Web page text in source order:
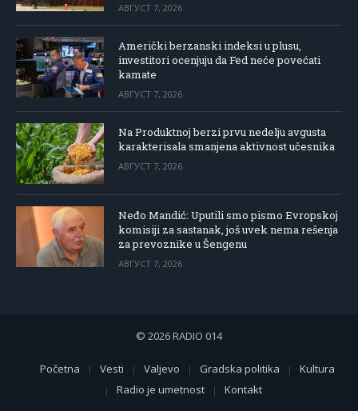
АВГУСТ 7, 2026
Američki berzanski indeksi u plusu,
investitori ocenjuju da Fed neće povećati
kamate
АВГУСТ 7, 2026
Na Produktnoj berzi prvu nedelju avgusta
karakterisala smanjena aktivnost učesnika
АВГУСТ 7, 2026
Neđo Mandić: Uputili smo pismo Evropskoj
komisiji za sastanak, još uvek nema rešenja
za prevoznike u Šengenu
АВГУСТ 7, 2026
© 2026 RADIO 014
Početna Vesti Valjevo Gradska politika
Kultura
Radio je umetnost
Kontakt